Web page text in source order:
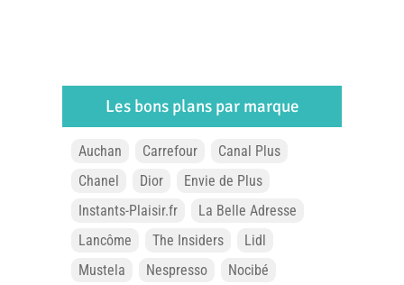
Les bons plans par marque
Auchan Carrefour
Canal Plus
Chanel
Dior
Envie de Plus
Instants-Plaisir.fr
La Belle Adresse
Lancôme
The Insiders
Lidl
Mustela
Nespresso
Nocibé